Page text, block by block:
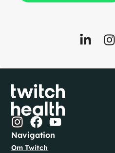
Navigation
Om Twitch